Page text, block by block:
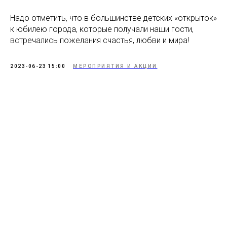
Надо отметить, что в большинстве детских «открыток»
к юбилею города, которые получали наши гости,
встречались пожелания счастья, любви и мира!
2023-06-23 15:00 МЕРОПРИЯТИЯ И АКЦИИ